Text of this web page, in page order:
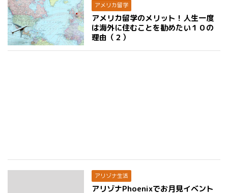
アメリカ留学
アメリカ留学のメリット！人生一度
は海外に住むことを勧めたい１０の
理由（２）
アリゾナ生活
アリゾナPhoenixでお月見イベント